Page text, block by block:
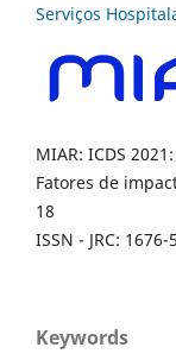
MIAR: ICDS
Fatores de
18
ISSN - JRC: 1676-
Keywords